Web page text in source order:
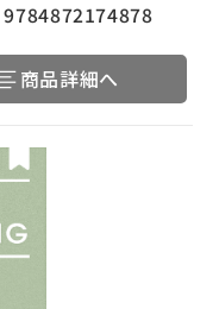
9784872174878
商品詳細へ